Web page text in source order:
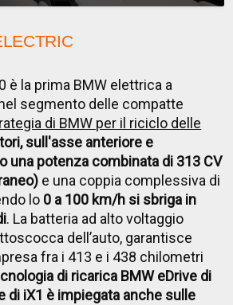
è la prima BMW elettrica a
segmento delle compatte
di BMW per il riciclo delle
sull'asse anteriore e
una potenza combinata di 313 CV
e una coppia complessiva di
lo 0 a 100 km/h si sbriga in
. La batteria ad alto voltaggio
dell’auto, garantisce
fra i 413 e i 438 chilometri
di ricarica BMW eDrive di
di iX1 è impiegata anche sulle